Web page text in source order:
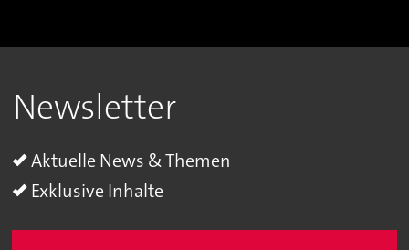
Newsletter
Aktuelle News & Themen
Exklusive Inhalte